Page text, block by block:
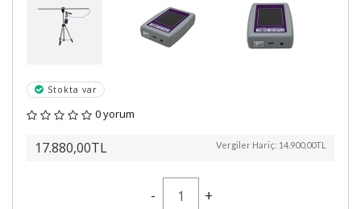
Stokta var
0 yorum
17.880,00TL Vergiler Hariç: 14.900,00TL
- +